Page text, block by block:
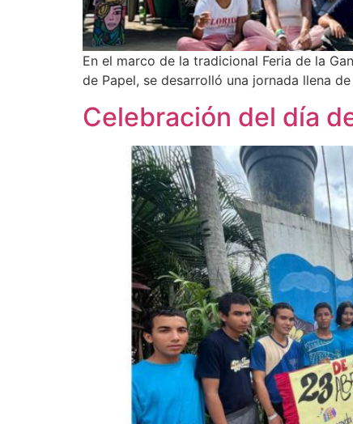
En el marco de la tradicional Feria de la
de Papel, se desarrolló una jornada llena
Celebración del día